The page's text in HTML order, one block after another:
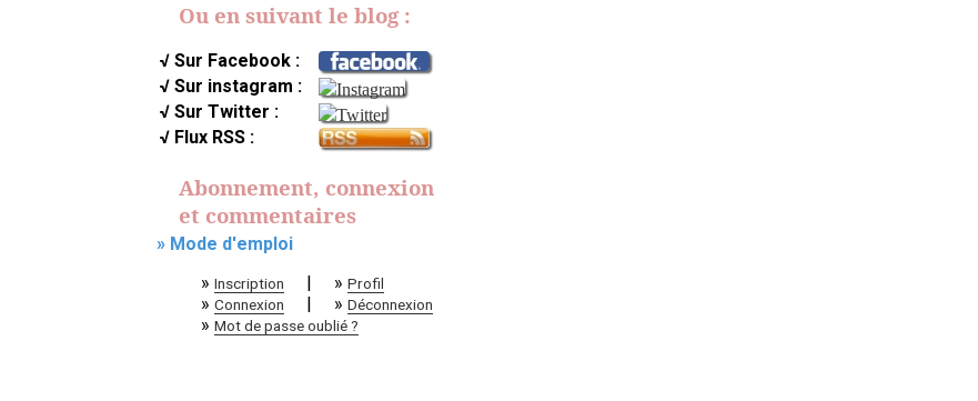
Ou en suivant le blog :
√ Sur Facebook :
√ Sur instagram :
√ Sur Twitter :
√ Flux RSS :
Abonnement, connexion
et commentaires
» Mode d'emploi
» Inscription » Profil
» Connexion » Déconnexion
» Mot de passe oublié ?